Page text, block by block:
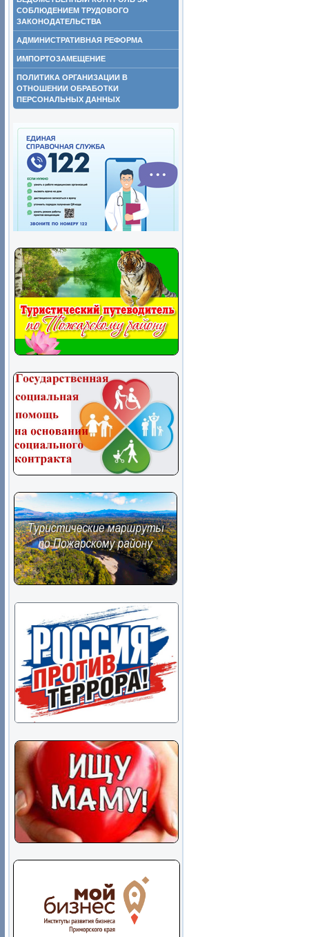
СОБЛЮДЕНИЕМ ТРУДОВОГО
ЗАКОНОДАТЕЛЬСТВА
АДМИНИСТРАТИВНАЯ РЕФОРМА
ИМПОРТОЗАМЕЩЕНИЕ
ПОЛИТИКА ОРГАНИЗАЦИИ В
ОТНОШЕНИИ ОБРАБОТКИ
ПЕРСОНАЛЬНЫХ ДАННЫХ